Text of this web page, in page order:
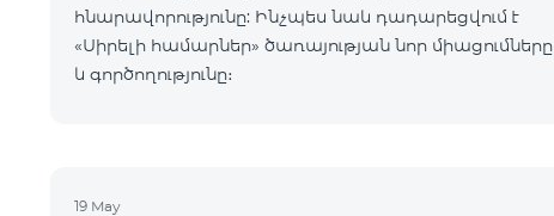
հնարավորությունը: Ինչպես նաև դադարեցվում է
«Սիրելի համարներ» ծառայության նոր միացումները
19 May